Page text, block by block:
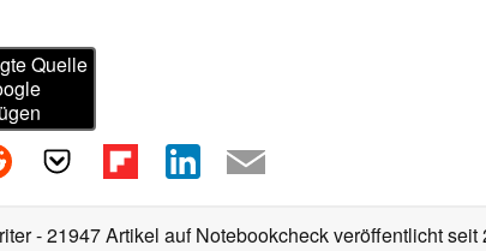
Quelle
- 21947 Artikel auf Notebookcheck veröffentlichtseit